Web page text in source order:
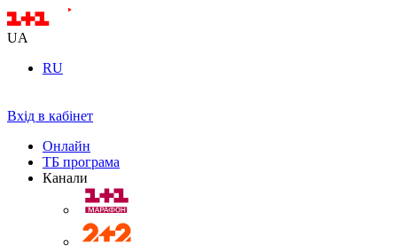
UA
RU
Вхід в кабінет
Онлайн
ТБ програма
Канали